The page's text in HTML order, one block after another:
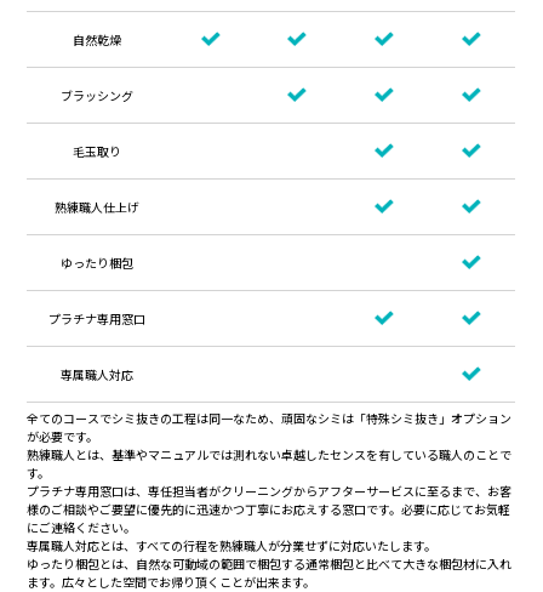
自然乾燥
ブラッシング
毛玉取り
熟練職人仕上げ
ゆったり梱包
プラチナ専用窓口
専属職人対応
全てのコースでシミ抜きの工程は同一なため、頑固なシミは「特殊シミ抜き」オプション
が必要です。
熟練職人とは、基準やマニュアルでは測れない卓越したセンスを有している職人のことで
す。
プラチナ専用窓口は、専任担当者がクリーニングからアフターサービスに至るまで、お客
様のご相談やご要望に優先的に迅速かつ丁寧にお応えする窓口です。必要に応じてお気軽
にご連絡ください。
専属職人対応とは、すべての行程を熟練職人が分業せずに対応いたします。
ゆったり梱包とは、自然な可動域の範囲で梱包する通常梱包と比べて大きな梱包材に入れ
ます。広々とした空間でお帰り頂くことが出来ます。